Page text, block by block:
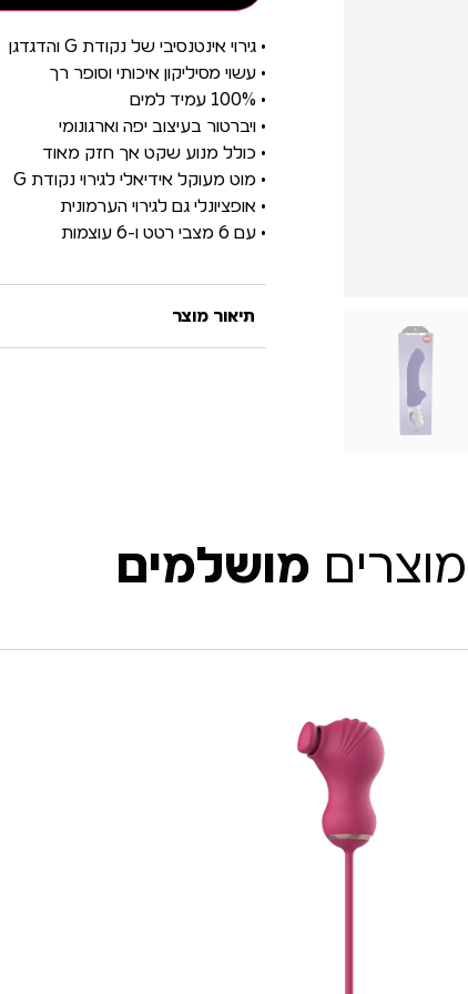
• גירוי אינטנסיבי של נקודת G והדגדגן
• עשוי מסיליקון איכותי וסופר רך
• 100% עמיד למים
• ויברטור בעיצוב יפה וארגונומי
• כולל מנוע שקט אך חזק מאוד
• מוט מעוקל אידיאלי לגירוי נקודת G
• אופציונלי גם לגירוי הערמונית
• עם 6 מצבי רטט ו-6 עוצמות
תיאור מוצר
מושלמים